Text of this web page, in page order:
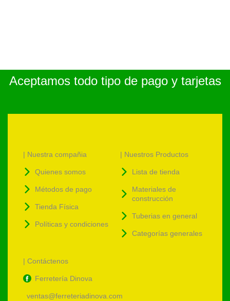
Aceptamos todo tipo de pago y tarjetas
| Nuestra compañia
Quienes somos
Métodos de pago
Tienda Física
Políticas y condiciones
| Nuestros Productos
Lista de tienda
Materiales de
construcción
Tuberias en general
Categorías generales
| Contáctenos
Ferretería Dinova
ventas@ferreteriadinova.com